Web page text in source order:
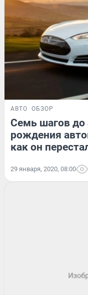
АВТО ОБЗОР
Семь шагов до
рождения
как он
29 января, 2020, 08:00